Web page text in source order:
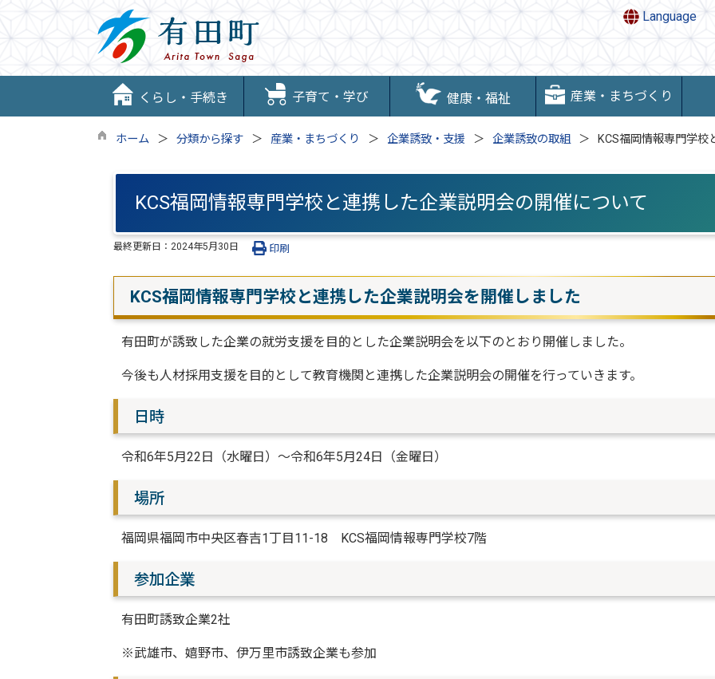
Language
くらし・手続き 子育て・学び 健康・福祉 産業・まちづくり
ホーム 分類から探す 産業・まちづくり 企業誘致・支援 企業誘致の取組 KCS福岡情報専門学
KCS福岡情報専門学校と連携した企業説明会の開催について
最終更新日： 2024年5月30日 印刷
KCS福岡情報専門学校と連携した企業説明会を開催しました
有田町が誘致した企業の就労支援を目的とした企業説明会を以下のとおり開催しました。
今後も人材採用支援を目的として教育機関と連携した企業説明会の開催を行っていきます。
日時
令和6年5月22日（水曜日）～令和6年5月24日（金曜日）
場所
福岡県福岡市中央区春吉1丁目11-18 KCS福岡情報専門学校7階
参加企業
有田町誘致企業2社
※武雄市、嬉野市、伊万里市誘致企業も参加